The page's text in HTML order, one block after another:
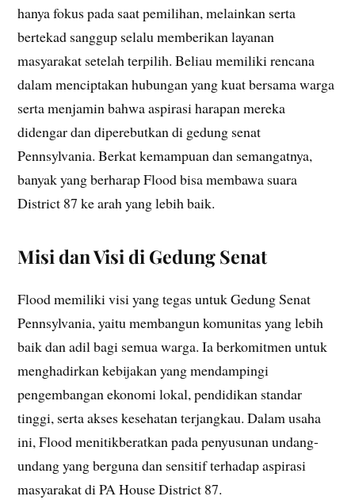
hanya fokus pada saat pemilihan, melainkan serta
bertekad sanggup selalu memberikan layanan
masyarakat setelah terpilih. Beliau memiliki rencana
dalam menciptakan hubungan yang kuat bersama warga
serta menjamin bahwa aspirasi harapan mereka
didengar dan diperebutkan di gedung senat
Pennsylvania. Berkat kemampuan dan semangatnya,
banyak yang berharap Flood bisa membawa suara
District 87 ke arah yang lebih baik.
Misi dan Visi di Gedung Senat
Flood memiliki visi yang tegas untuk Gedung Senat
Pennsylvania, yaitu membangun komunitas yang lebih
baik dan adil bagi semua warga. Ia berkomitmen untuk
menghadirkan kebijakan yang mendampingi
pengembangan ekonomi lokal, pendidikan standar
tinggi, serta akses kesehatan terjangkau. Dalam usaha
ini, Flood menitikberatkan pada penyusunan undang-
undang yang berguna dan sensitif terhadap aspirasi
masyarakat di PA House District 87.